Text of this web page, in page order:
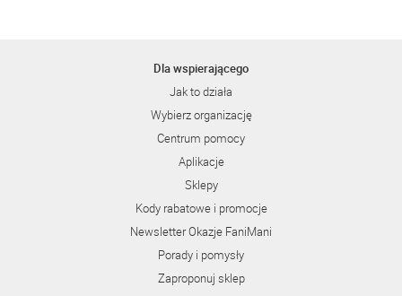
Dla wspierającego
Jak to działa
Wybierz organizację
Centrum pomocy
Aplikacje
Sklepy
Kody rabatowe i promocje
Newsletter Okazje FaniMani
Porady i pomysły
Zaproponuj sklep